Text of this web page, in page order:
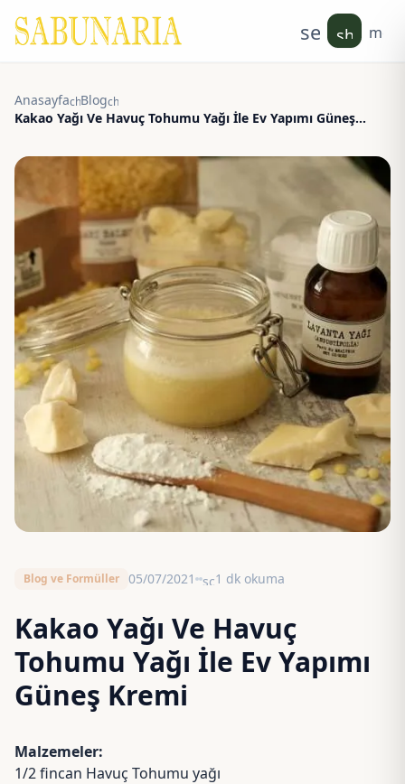
search
Anasayfachevron_right
Blogchevron_right
Kakao Yağı Ve Havuç Tohumu Yağı İle Ev Yapımı Güneş
Blog ve Formüller 05/07/2021 schedule
1 dk okuma
Kakao Yağı Ve Havuç
Tohumu Yağı İle Ev Yapımı
Güneş Kremi
Malzemeler:
1/2 fincan Havuç Tohumu yağı